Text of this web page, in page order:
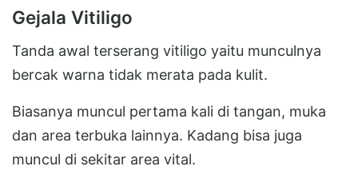
Gejala Vitiligo
Tanda awal terserang vitiligo yaitu munculnya
bercak warna tidak merata pada kulit.
Biasanya muncul pertama kali di tangan, muka
dan area terbuka lainnya. Kadang bisa juga
muncul di sekitar area vital.